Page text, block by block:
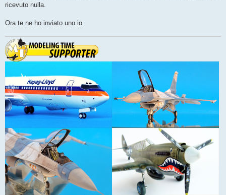
a
i
ricevuto nulla.
Ora te ne ho inviato uno io